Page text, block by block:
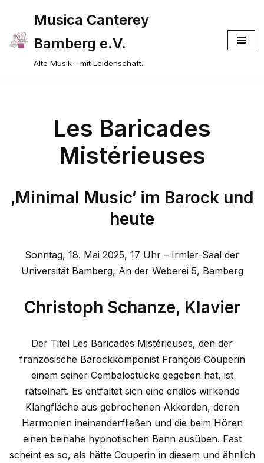
Zum
Inhalt
springen
Musica Canterey
Bamberg e.V.
Alte Musik - mit Leidenschaft.
Les Baricades
Mistérieuses
‚Minimal Music‘ im Barock und
heute
Sonntag, 18. Mai 2025, 17 Uhr – Irmler-Saal der
Universität Bamberg, An der Weberei 5, Bamberg
Christoph Schanze, Klavier
Der Titel Les Baricades Mistérieuses, den der
französische Barockkomponist François Couperin
einem seiner Cembalostücke gegeben hat, ist
rätselhaft. Es entfaltet sich eine endlos wirkende
Klangfläche aus gebrochenen Akkorden, deren
Harmonien ineinanderfließen und die beim Hören
einen beinahe hypnotischen Bann ausüben. Fast
scheint es so, als hätte Couperin in diesem und ähnlich